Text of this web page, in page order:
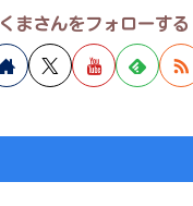
くまさんをフォローする